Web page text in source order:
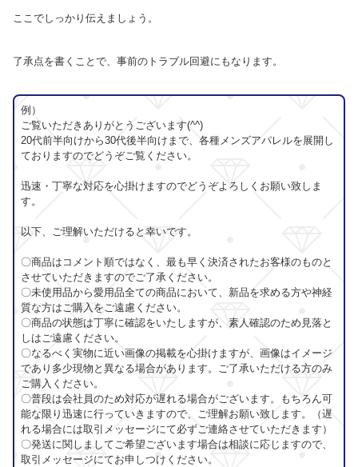
ここでしっかり伝えましょう。
了承点を書くことで、事前のトラブル回避にもなります。
例）
ご覧いただきありがとうございます(^^)
20代前半向けから30代後半向けまで、各種メンズアパレルを展開し
ておりますのでどうぞご覧ください。
迅速・丁寧な対応を心掛けますのでどうぞよろしくお願い致しま
す。
以下、ご理解いただけると幸いです。
〇商品はコメント順ではなく、最も早く決済されたお客様のものと
させていただきますのでご了承ください。
〇未使用品から愛用品全ての商品において、新品を求める方や神経
質な方はご購入をご遠慮ください。
〇商品の状態は丁寧に確認をいたしますが、素人確認のため見落と
しはご遠慮ください。
〇なるべく実物に近い画像の掲載を心掛けますが、画像はイメージ
であり多少現物と異なる場合があります。ご了承いただける方のみ
ご購入ください。
〇普段は会社員のため対応が遅れる場合がございます。もちろん可
能な限り迅速に行っていきますので、ご理解お願い致します。（遅
れる場合には取引メッセージにて必ずご連絡させていただきます）
〇発送に関しましてご希望ございます場合は相談に応じますので、
取引メッセージにてお申しつけください。